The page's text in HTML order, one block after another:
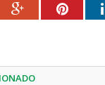
Google+